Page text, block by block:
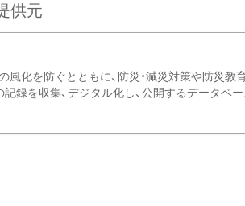
供元
化を防ぐとともに、防災・減災対策や防災教
録を収集、デジタル化し、公開するデータベ